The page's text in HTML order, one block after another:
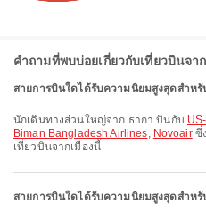
คำถามที่พบบ่อยเกี่ยวกับเที่ยวบินจา
สายการบินใดได้รับความนิยมสูงสุดสำหรั
นักเดินทางส่วนใหญ่จาก ธากา บินกับ
Biman Bangladesh Airlines, Novoairซึ่
เที่ยวบินจากเมืองนี้
สายการบินใดได้รับความนิยมสูงสุดสำหรั